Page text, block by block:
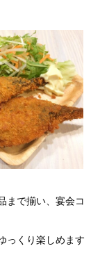
まで揃い、宴会コ
っくり楽しめます